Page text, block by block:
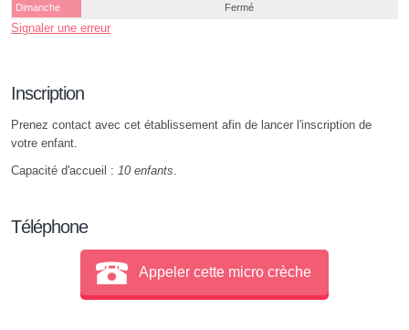
Dimanche
Fermé
Signaler une erreur
Inscription
Prenez contact avec cet établissement afin de lancer l'inscription de
votre enfant.
Capacité d'accueil : 10 enfants
Téléphone
Appeler cette micro crèche